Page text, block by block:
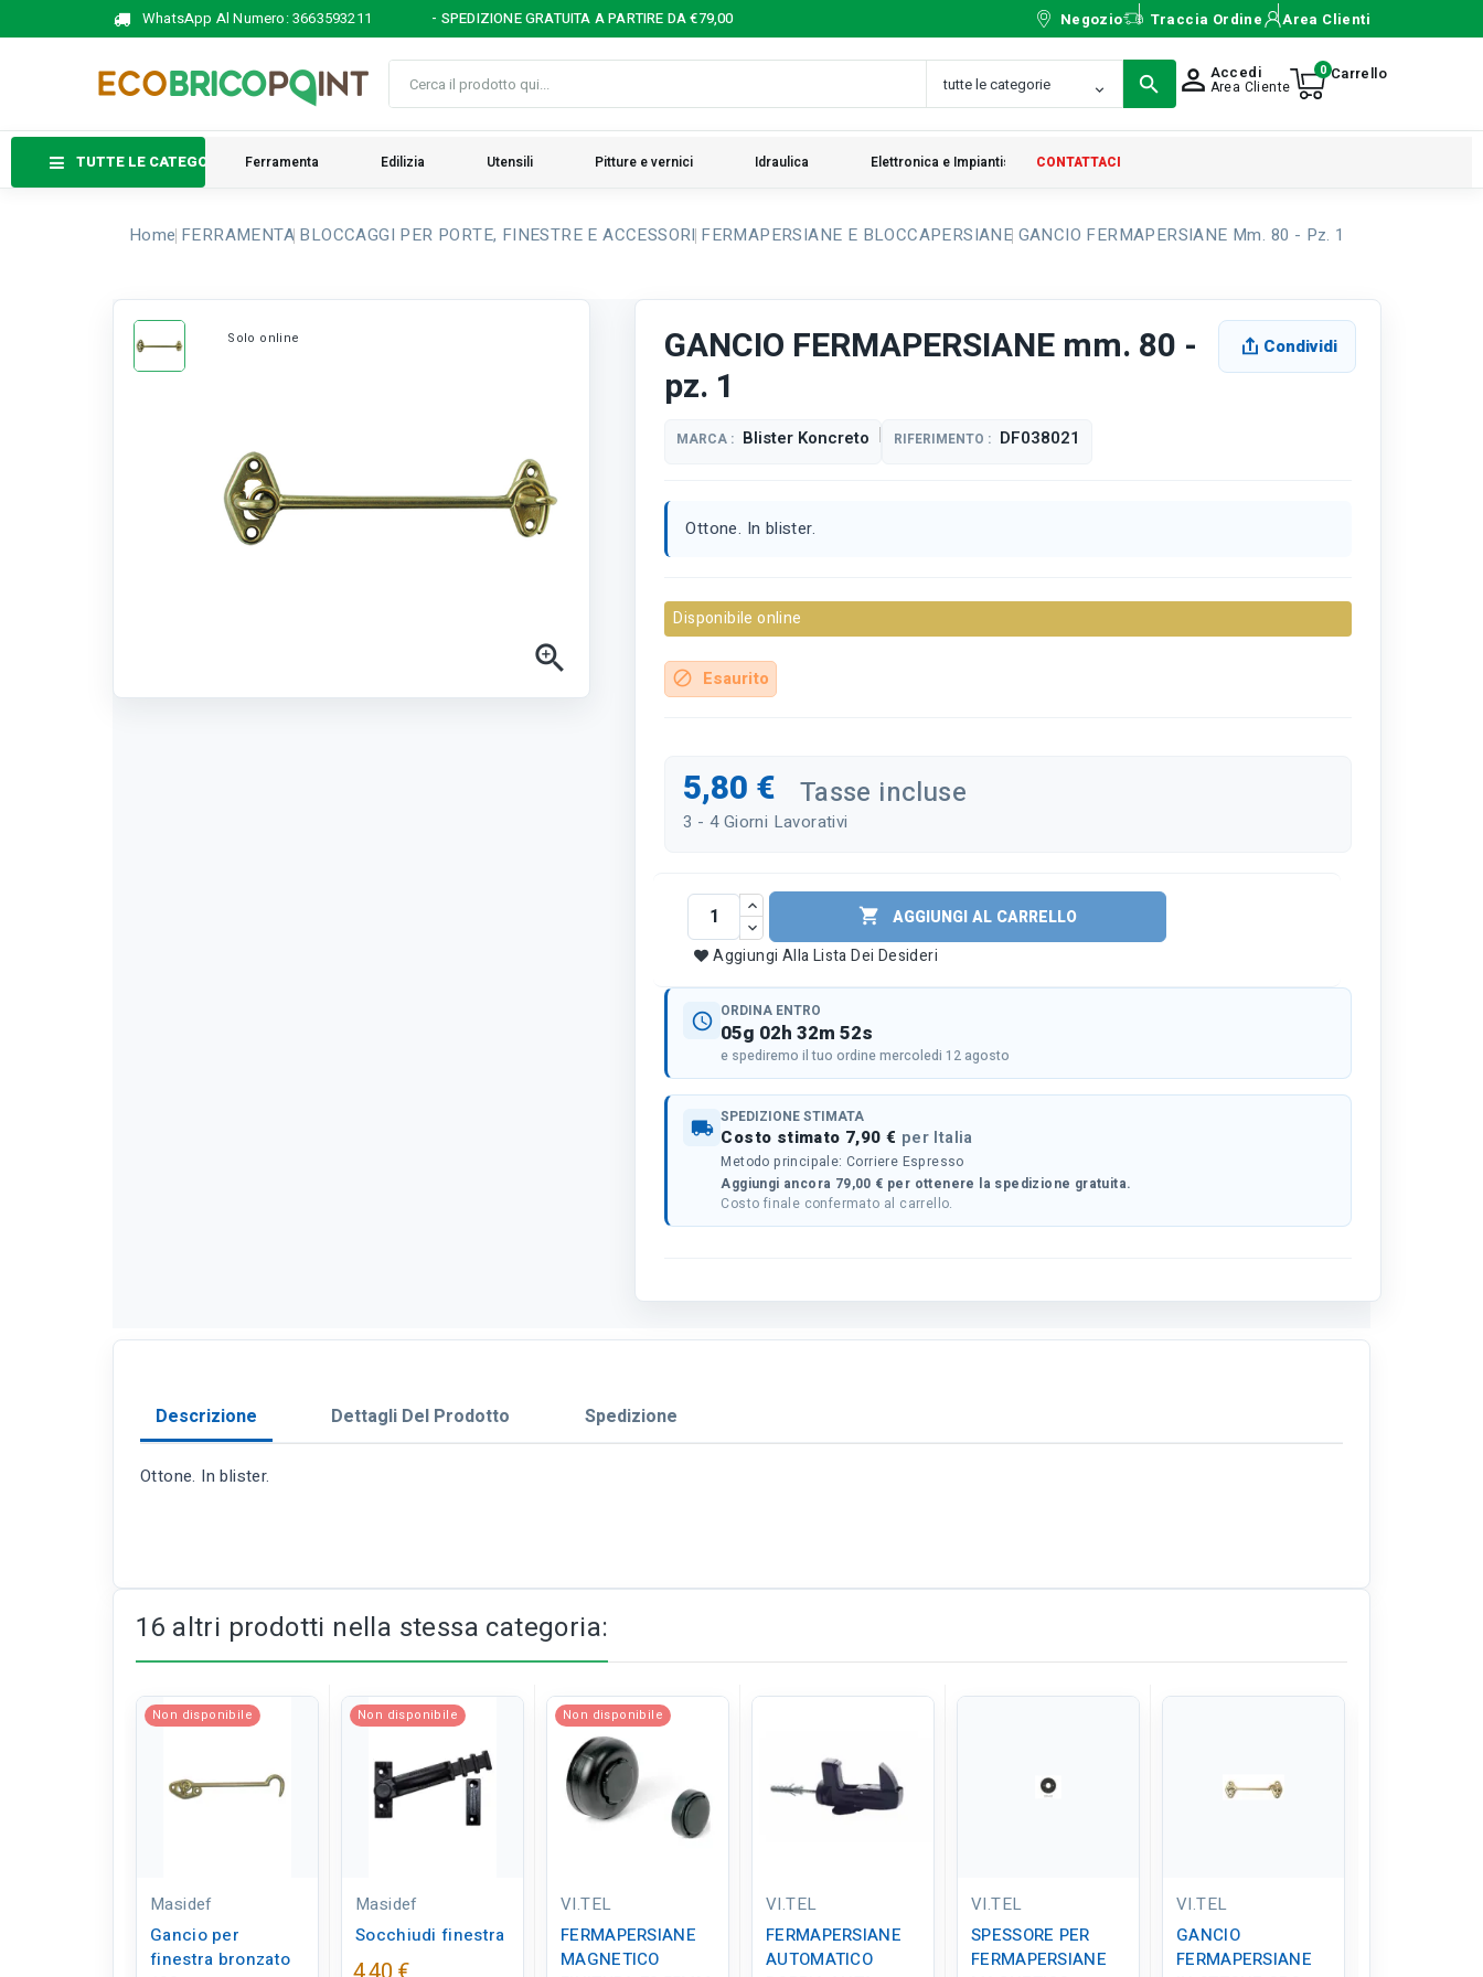
WhatsApp Al Numero:3663593211 - SPEDIZIONE GRATUITA A PARTIRE DA €79,00 Negozio Traccia Ordine Area Clienti
person_outline Accedi
Area Cliente
0
TUTTE LE CATEGORIE Ferramenta Edilizia Utensili Pitture e vernici Idraulica Elettronica e Impiantistica CONTATTACI
Home FERRAMENTA BLOCCAGGI PER PORTE, FINESTRE E ACCESSORI FERMAPERSIANE E BLOCCAPERSIANE GANCIO FERMAPERSIANE Mm. 80 - Pz. 1

Solo online
GANCIO FERMAPERSIANE mm. 80 -
pz. 1
MARCA : Blister Koncreto RIFERIMENTO : DF038021
Ottone. In blister.
Disponibile online
block Esaurito
5,80 € Tasse incluse
3 - 4 Giorni Lavorativi

AGGIUNGI AL CARRELLO
Aggiungi Alla Lista Dei Desideri
Condividi
schedule ORDINA ENTRO
05g 02h 32m 52s
e spediremo il tuo ordine mercoledi 12 agosto
local_shipping SPEDIZIONE STIMATA
Costo stimato 7,90 € per Italia
Metodo principale: Corriere Espresso
Aggiungi ancora 79,00 € per ottenere la spedizione gratuita.
Costo finale confermato al carrello.
Descrizione Dettagli Del Prodotto Spedizione
Ottone. In blister.
16 altri prodotti nella stessa categoria:
Non disponibile
Masidef
Gancio per
finestra bronzato
Non disponibile
Masidef
Socchiudi finestra
Non disponibile
VI.TEL
FERMAPERSIANE
MAGNETICO
VI.TEL
FERMAPERSIANE
AUTOMATICO
VI.TEL
SPESSORE PER
FERMAPERSIANE
VI.TEL
GANCIO
FERMAPERSIANE